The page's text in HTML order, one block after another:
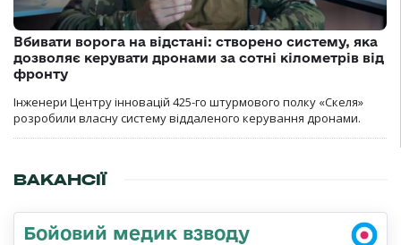
Вбивати ворога на відстані: створено систему, яка
дозволяє керувати дронами за сотні кілометрів від
фронту
Інженери Центру інновацій 425-го штурмового полку «Скеля»
розробили власну систему віддаленого керування дронами.
ВАКАНСІЇ
Бойовий медик взводу